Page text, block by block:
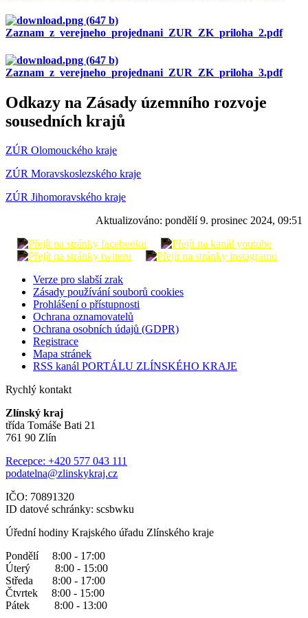
Zaznam_z_verejneho_projednani_ZUR_ZK_priloha_2.pdf
Zaznam_z_verejneho_projednani_ZUR_ZK_priloha_3.pdf
Odkazy na Zásady územního rozvoje
sousedních krajů
ZÚR Olomouckého kraje
ZÚR Moravskoslezského kraje
ZÚR Jihomoravského kraje
Aktualizováno: pondělí 9. prosinec 2024, 09:51
Verze pro slabší zrak
Zásady používání souborů cookies
Prohlášení o přístupnosti
Ochrana oznamovatelů
Ochrana osobních údajů (GDPR)
Registrace
Mapa stránek
RSS kanál PORTÁLU ZLÍNSKÉHO KRAJE
Rychlý kontakt
Zlínský kraj
třída Tomáše Bati 21
761 90 Zlín
Recepce: +420 577 043 111
podatelna@zlinskykraj.cz
IČO: 70891320
ID datové schránky: scsbwku
Úřední hodiny Krajského úřadu Zlínského kraje
Pondělí 8:00 - 17:00
Úterý 8:00 - 15:00
Středa 8:00 - 17:00
Čtvrtek 8:00 - 15:00
Pátek 8:00 - 13:00